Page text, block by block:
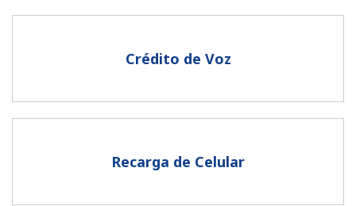
Un caracter especial
Crédito de Voz
Recarga de Celular